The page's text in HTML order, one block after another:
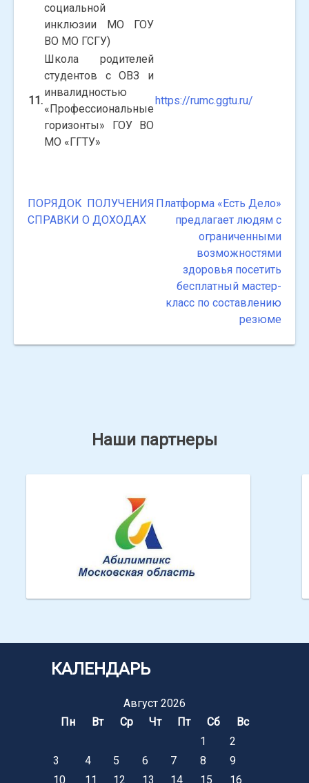
социальной
инклюзии МО ГОУ
ВО МО ГСГУ)
11.
Школа родителей
студентов с ОВЗ и
инвалидностью
«Профессиональные
горизонты» ГОУ ВО
МО «ГГТУ»
https://rumc.ggtu.ru/
Навигация
ПОРЯДОК ПОЛУЧЕНИЯ
СПРАВКИ О ДОХОДАХ
Платформа «Есть Дело»
предлагает людям с
ограниченными
возможностями
здоровья посетить
бесплатный мастер-
класс по составлению
резюме
Наши партнеры
КАЛЕНДАРЬ
Август 2026
Пн
Вт Ср Чт Пт Сб
Вс
1
2
3
4 5 6 7 8
9
10
11 12 13 14 15 16